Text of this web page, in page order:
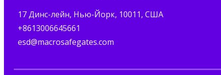
17 Динс-лейн, Нью-Йорк, 10011, США
+8613006645661
esd@macrosafegates.com